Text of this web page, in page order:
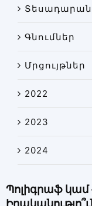
Տեսադարան
Գնումներ
Մրցույթներ
2022
2023
2024
Պոլիգրաֆ